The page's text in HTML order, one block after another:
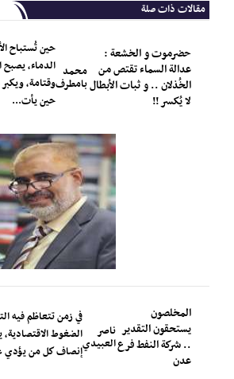
مقالات ذات صلة
حضرموت و الخشعة :
عدالة السماء تقتص من
الخُذلان .. و ثبات الأبطال
لا يُكسر !!
محمد
بامطرف
حين تُستباح
الدماء،
وقتامة،
حين يأت...
المخلصون
يستحقون التقدير
.. شركة النفط فرع
عدن
ناصر
العبيدي
في زمن تتعاظم فيه
الضغوط
إنصاف كل من يؤدي